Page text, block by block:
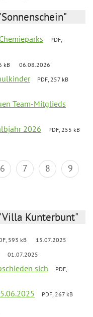
PDF,
kB 06.08.2026
PDF, 257 kB
Team-Mitglieds
2026
PDF, 255 kB
6 7 8
9
Kunterbunt"
593 kB 15.07.2025
01.07.2025
sich
PDF,
PDF, 267 kB